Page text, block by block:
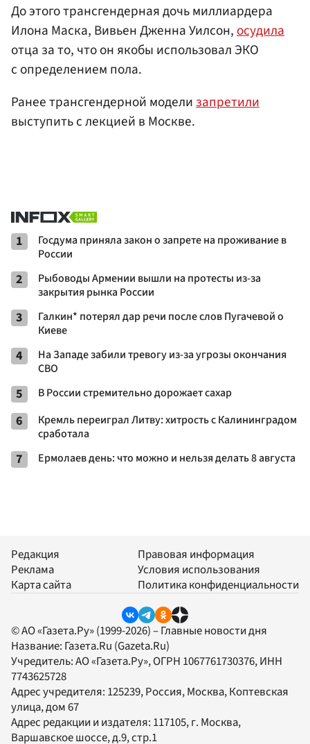
До этого трансгендерная дочь миллиардера
Илона Маска, Вивьен Дженна Уилсон,осудила
отца за то, что он якобы использовал ЭКО
с определением пола.
Ранее трансгендерной моделизапретили
выступить с лекцией в Москве.
1
Госдума приняла закон о запрете на проживание в
России
2
Рыбоводы Армении вышли на протесты из-за
закрытия рынка России
3
Галкин* потерял дар речи после слов Пугачевой о
Киеве
4
На Западе забили тревогу из-за угрозы окончания
СВО
5 В России стремительно дорожает сахар
6
Кремль переиграл Литву: хитрость с Калининградом
сработала
7 Ермолаев день: что можно и нельзя делать 8 августа
Редакция
Реклама
Карта сайта
Правовая информация
Условия использования
Политика конфиденциальности
© АО «Газета.Ру» (1999-2026) – Главные новости дня
Название: Газета.Ru (Gazeta.Ru)
Учредитель:АО «Газета.Ру», ОГРН 1067761730376, ИНН
7743625728
Адрес учредителя: 125239, Россия, Москва, Коптевская
улица, дом 67
Адрес редакции и издателя: 117105, г. Москва,
Варшавское шоссе, д.9, стр.1